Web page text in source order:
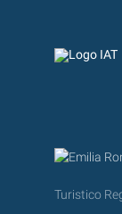
Turistico